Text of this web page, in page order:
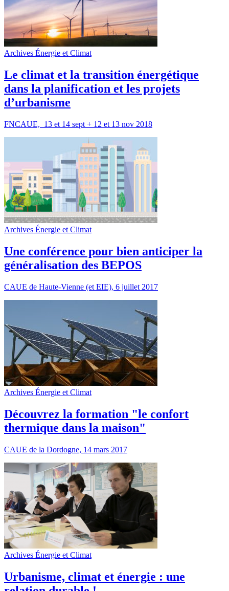
Archives Énergie et Climat
Le climat et la transition énergétique
dans la planification et les projets
d’urbanisme
FNCAUE, 13 et 14 sept + 12 et 13 nov 2018
Archives Énergie et Climat
Une conférence pour bien anticiper la
généralisation des BEPOS
CAUE de Haute-Vienne (et EIE), 6 juillet 2017
Archives Énergie et Climat
Découvrez la formation "le confort
thermique dans la maison"
CAUE de la Dordogne, 14 mars 2017
Archives Énergie et Climat
Urbanisme, climat et énergie : une